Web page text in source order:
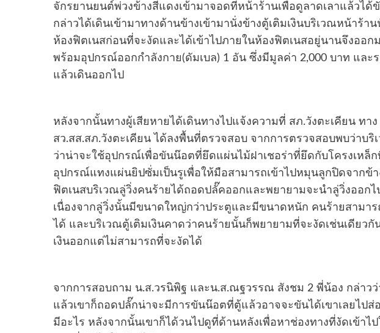
จักรยานยนต์พ่วงข้างสีแดงเข้ามาจอดที่หน้าร้านเพื่อดูลาดเลาแล้วไ
กล่าวได้เดินเข้ามาทางด้านข้างเข้ามานั่งข้างตู้เติมเงินบริเวณหน้าร้า
ห้องฟิตเนสก่อนที่จะงัดและได้เข้าไปภายในห้องฟิตเนสอยู่นานจึงออ
พร้อมอุปกรณ์ออกกำลังกาย(ดัมเบล) 1 อัน ซึ่งมีมูลค่า 2,000 บาท และร
แล้วเดินออกไป
หลังจากนั้นทางผู้เสียหายได้เดินทางไปแจ้งความที่ สภ.วังตะเคียน ทา
สว.สส.สภ.วังตะเคียน ได้ลงพื้นที่ตรวจสอบ จากการตรวจสอบพบว่าบ
ว่าน่าจะใช้อุปกรณ์เพื่อขันน๊อตที่ยึดแผ่นไม้ฝาเชอร่าที่ยึดกับโครงเหล็
อุปกรณ์แทงแผ่นยิปซั่มเป็นรูเพื่อให้มือสามารถเข้าไปหมุนลูกปิดจากข้า
ฟิตเนสบริเวณลู่วิ่งคนร้ายได้ถอดปลั๊คออกและพยายามจะนำลู่วิ่งออก
เนื่องจากลู่วิ่งนั้นมีขนาดใหญ่กว่าประตูและมีขนาดหนัก คนร้ายสามาร
ได้ และบริเวณตู้เติมเงินคาดว่าคนร้ายนั้นก็พยายามที่จะงัดเช่นเดียวกั
เงินออกแต่ไม่สามารถที่จะงัดได้
จากการสอบถาม น.ส.วรนิพิฐ และน.ส.ณฐวรรณ สังชม 2 พี่น้อง กล่าวว่
แล้วเขาก็ถอดปลั๊กน่าจะมีการขันน๊อตที่ตู้แล้วอาจจะขันได้เขาเลยไปส่
มีอะไร หลังจากนั้นเขาก็ได้วนไปดูที่ด้านหลังเพื่อหาช่องทางที่งัดเข้าไ